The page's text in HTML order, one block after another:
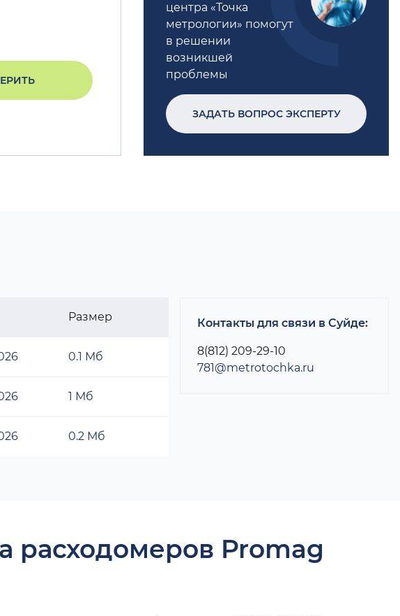
центра «Точка
метрологии» помогут
в решении
возникшей
проблемы
ЗАДАТЬ ВОПРОС ЭКСПЕРТУ
Размер
0.1 Мб
1 Мб
0.2 Мб
Контакты для связи в Суйде:
8(812) 209-29-10
781@metrotochka.ru
расходомеров Promag